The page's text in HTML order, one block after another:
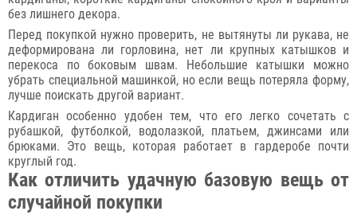
без лишнего декора.
Перед покупкой нужно проверить, не вытянуты ли рукава, не
деформирована ли горловина, нет ли крупных катышков и
перекоса по боковым швам. Небольшие катышки можно
убрать специальной машинкой, но если вещь потеряла форму,
лучше поискать другой вариант.
Кардиган особенно удобен тем, что его легко сочетать с
рубашкой, футболкой, водолазкой, платьем, джинсами или
брюками. Это вещь, которая работает в гардеробе почти
круглый год.
Как отличить удачную базовую вещь от
случайной покупки